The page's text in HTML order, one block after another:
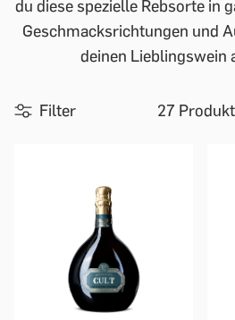
du diese spezielle Rebsorte in
Geschmacksrichtungen und
deinen Lieblingswein
Filter 27